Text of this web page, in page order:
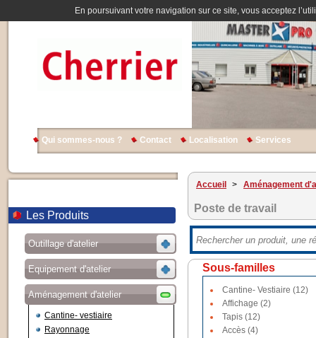
En poursuivant votre navigation sur ce site, vous acceptez
Qui sommes-nous ? Contact Localisation Services
Les Produits
Outillage d'atelier
Equipement d'atelier
Aménagement d'atelier
Cantine- vestiaire
Rayonnage
Accueil > Aménagement
Poste de travail
Sous-familles
Cantine- Vestiaire (12)
Affichage (2)
Tapis (12)
Accès (4)